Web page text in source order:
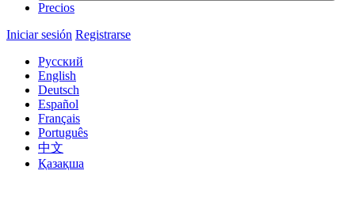
Precios
Iniciar sesión Registrarse
Русский
English
Deutsch
Español
Français
Português
中文
Қазақша